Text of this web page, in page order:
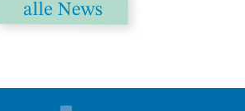
alle News